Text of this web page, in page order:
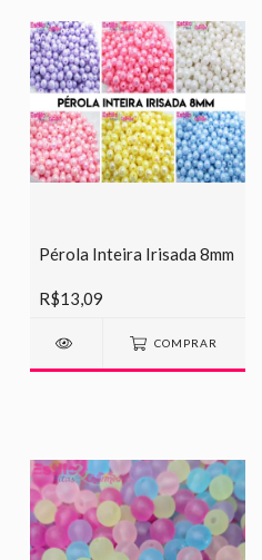
Pérola Inteira Irisada 8mm
R$13,09
COMPRAR